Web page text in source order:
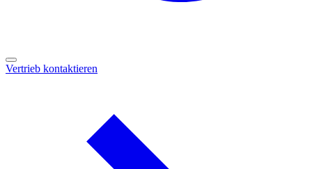
Vertrieb kontaktieren